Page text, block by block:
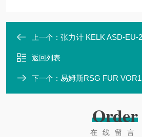
上一个： 张力计 KELK ASD-EU-
返回列表
下一个： 易姆斯RSG FUR VOR1IMS易姆
Order
在线留言